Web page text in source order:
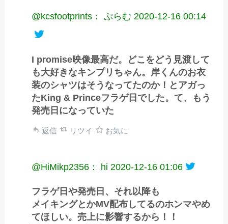
@kcsfootprints： ぷらむ 2020-12-16 00:14
I promise映像最高だ。どこをどう見渡して
も大好きなキンプリちゃん。岸くんのお衣
装のシャツはそうなってたのか！とアガっ
たKing & Princeフラゲ日でした。て、もう
発売日になっていた
返信 リツイ お気に
@HiMikp2356： hi 2020-12-16 01:06
フラゲ日や発売日、それ以降も
メイキングとかMV配布してるのホンマやめ
てほしい。売上に影響するから！！